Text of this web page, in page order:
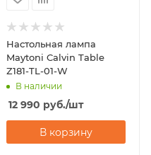
Настольная лампа
Maytoni Calvin Table
Z181-TL-01-W
В наличии
12 990 руб./шт
В корзину